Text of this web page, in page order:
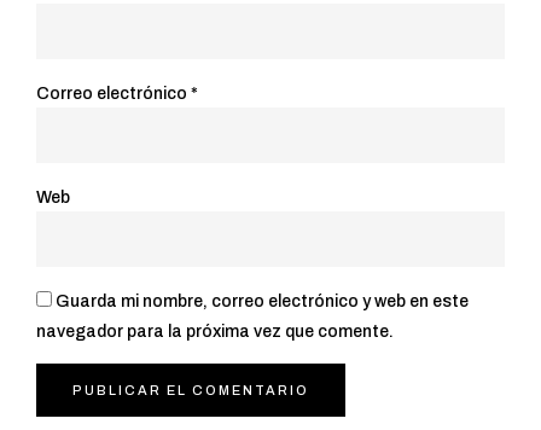
Correo electrónico *
Web
Guarda mi nombre, correo electrónico y web en este
navegador para la próxima vez que comente.